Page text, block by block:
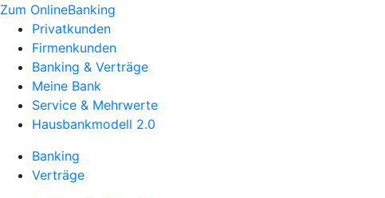
Zum OnlineBanking
Privatkunden
Firmenkunden
Banking & Verträge
Meine Bank
Service & Mehrwerte
Hausbankmodell 2.0
Banking
Verträge